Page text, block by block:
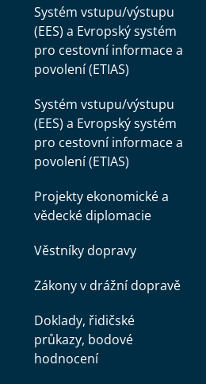
Systém vstupu/výstupu
(EES) a Evropský systém
pro cestovní informace a
povolení (ETIAS)
Systém vstupu/výstupu
(EES) a Evropský systém
pro cestovní informace a
povolení (ETIAS)
Projekty ekonomické a
vědecké diplomacie
Věstníky dopravy
Zákony v drážní dopravě
Doklady, řidičské
průkazy, bodové
hodnocení